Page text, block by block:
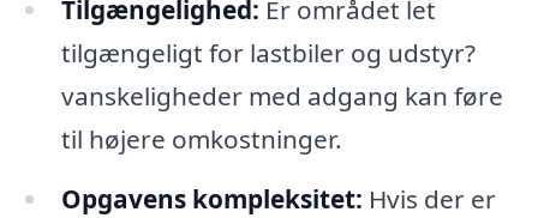
Tilgængelighed: Er området let
tilgængeligt for lastbiler og udstyr?
vanskeligheder med adgang kan føre
til højere omkostninger.
Opgavens kompleksitet: Hvis der er